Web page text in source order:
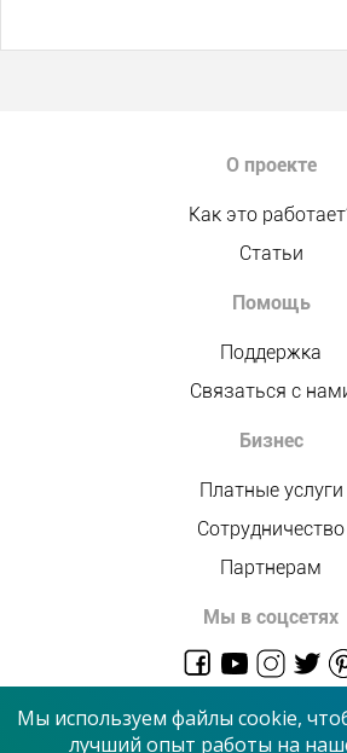
О проекте
Как это
Статьи
Помощь
Поддержка
Связаться с
Бизнес
Платные услуги
Сотрудничество
Партнерам
Мы в соцсетях
Мы используем файлы cookie,
лучший опыт работы на